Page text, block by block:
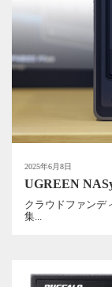
2025年6月8日
UGREEN
クラウドファンデ
集...